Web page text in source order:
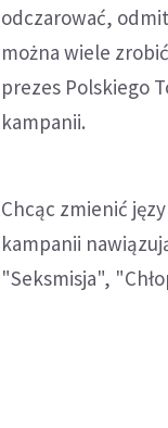
odczarować,
można wiele
prezes Polskiego
kampanii.
Chcąc zmienić
kampanii
"Seksmisja",